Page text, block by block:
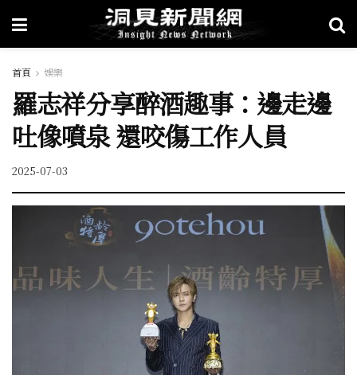
首頁 娛樂
羅志祥分享醉酒趣事：邊走邊
吐像噴泉 還咬傷工作人員
2025-07-03